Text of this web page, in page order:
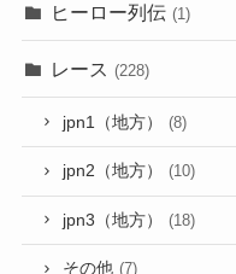
ヒーロー列伝 (1)
レース (228)
jpn1（地方） (8)
jpn2（地方） (10)
jpn3（地方） (18)
その他 (7)